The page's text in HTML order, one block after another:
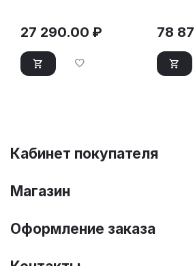
27 290.00 ₽ 78
Кабинет покупателя
Магазин
Оформление заказа